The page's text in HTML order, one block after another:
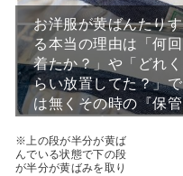
お洋服が黄ばんたりす
る本当の理由は「何回
着たか？」や「どれく
らい放置してた？」で
は無くその時の『保管
※上の段が半分が黄ば
んでいる状態で下の段
が半分が黄ばみを取り